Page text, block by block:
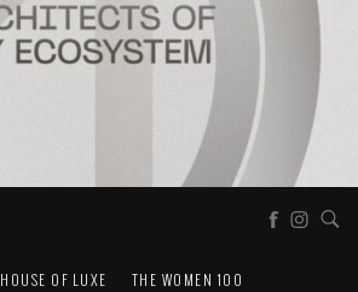
HOUSE OF LUXE THE WOMEN 100